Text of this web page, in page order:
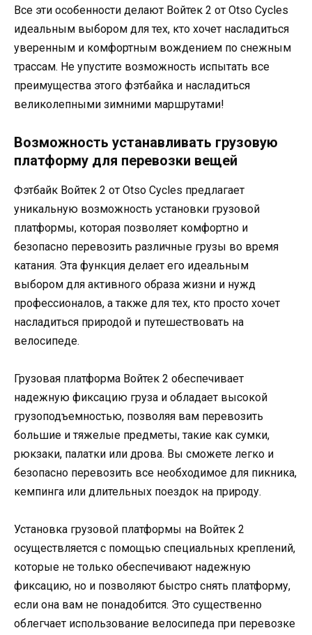
Все эти особенности делают Войтек 2 от Otso Cycles
идеальным выбором для тех, кто хочет насладиться
уверенным и комфортным вождением по снежным
трассам. Не упустите возможность испытать все
преимущества этого фэтбайка и насладиться
великолепными зимними маршрутами!
Возможность устанавливать грузовую
платформу для перевозки вещей
Фэтбайк Войтек 2 от Otso Cycles предлагает
уникальную возможность установки грузовой
платформы, которая позволяет комфортно и
безопасно перевозить различные грузы во время
катания. Эта функция делает его идеальным
выбором для активного образа жизни и нужд
профессионалов, а также для тех, кто просто хочет
насладиться природой и путешествовать на
велосипеде.
Грузовая платформа Войтек 2 обеспечивает
надежную фиксацию груза и обладает высокой
грузоподъемностью, позволяя вам перевозить
большие и тяжелые предметы, такие как сумки,
рюкзаки, палатки или дрова. Вы сможете легко и
безопасно перевозить все необходимое для пикника,
кемпинга или длительных поездок на природу.
Установка грузовой платформы на Войтек 2
осуществляется с помощью специальных креплений,
которые не только обеспечивают надежную
фиксацию, но и позволяют быстро снять платформу,
если она вам не понадобится. Это существенно
облегчает использование велосипеда при перевозке